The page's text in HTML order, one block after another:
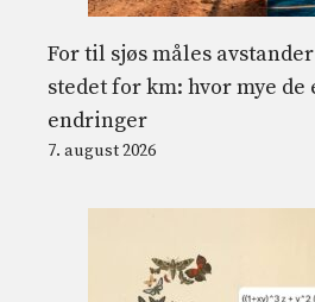
For til sjøs måles
stedet for km: hvor mye
endringer
7. august 2026